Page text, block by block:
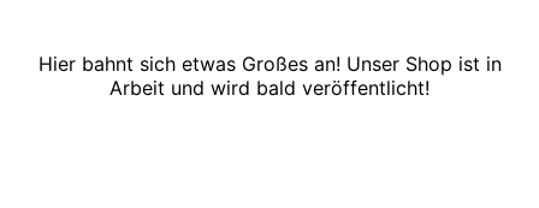
Hier bahnt sich etwas Großes an! Unser Shop ist in
Arbeit und wird bald veröffentlicht!